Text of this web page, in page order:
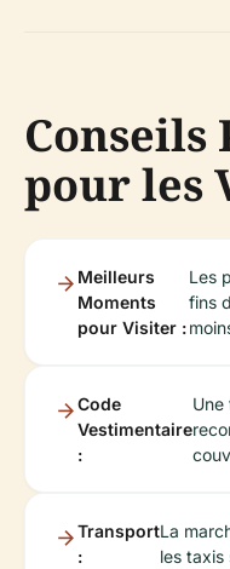
Conseils
pour les
Meilleurs
Moments
pour Visiter :
Les
fins
Code
Vestimentaire
:
Une
Transport
:
La
les taxis